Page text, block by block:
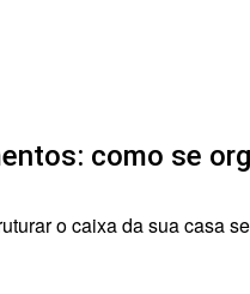
como se
o caixa da sua casa